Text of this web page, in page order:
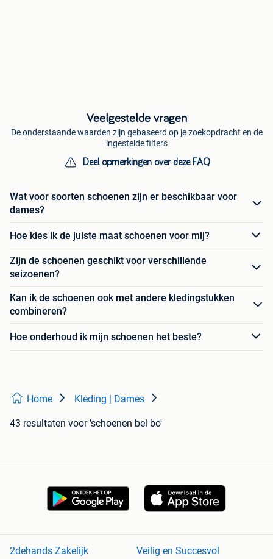
Veelgestelde vragen
De onderstaande waarden zijn gebaseerd op je zoekopdracht en de
ingestelde filters
Deel opmerkingen over deze FAQ
Wat voor soorten schoenen zijn er beschikbaar voor
dames?
Hoe kies ik de juiste maat schoenen voor mij?
Zijn de schoenen geschikt voor verschillende
seizoenen?
Kan ik de schoenen ook met andere kledingstukken
combineren?
Hoe onderhoud ik mijn schoenen het beste?
Home Kleding | Dames
43 resultaten voor 'schoenen bel bo'
2dehands Zakelijk Veilig en Succesvol